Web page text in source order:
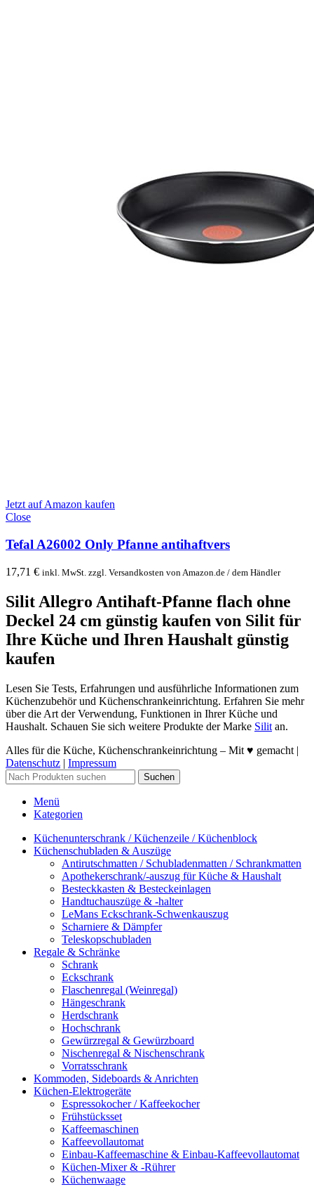
Jetzt auf Amazon kaufen
Close
Tefal A26002 Only Pfanne antihaftvers
17,71 € inkl. MwSt. zzgl. Versandkosten von Amazon.de / dem Händler
Silit Allegro Antihaft-Pfanne flach ohne
Deckel 24 cm günstig kaufen von Silit für
Ihre Küche und Ihren Haushalt günstig
kaufen
Lesen Sie Tests, Erfahrungen und ausführliche Informationen zum
Küchenzubehör und Küchenschrankeinrichtung. Erfahren Sie mehr
über die Art der Verwendung, Funktionen in Ihrer Küche und
Haushalt. Schauen Sie sich weitere Produkte der Marke Silit an.
Alles für die Küche, Küchenschrankeinrichtung – Mit ♥ gemacht |
Datenschutz | Impressum
Suchen
Menü
Kategorien
Küchenunterschrank / Küchenzeile / Küchenblock
Küchenschubladen & Auszüge
Antirutschmatten / Schubladenmatten / Schrankmatten
Apothekerschrank/-auszug für Küche & Haushalt
Besteckkasten & Besteckeinlagen
Handtuchauszüge & -halter
LeMans Eckschrank-Schwenkauszug
Scharniere & Dämpfer
Teleskopschubladen
Regale & Schränke
Schrank
Eckschrank
Flaschenregal (Weinregal)
Hängeschrank
Herdschrank
Hochschrank
Gewürzregal & Gewürzboard
Nischenregal & Nischenschrank
Vorratsschrank
Kommoden, Sideboards & Anrichten
Küchen-Elektrogeräte
Espressokocher / Kaffeekocher
Frühstücksset
Kaffeemaschinen
Kaffeevollautomat
Einbau-Kaffeemaschine & Einbau-Kaffeevollautomat
Küchen-Mixer & -Rührer
Küchenwaage